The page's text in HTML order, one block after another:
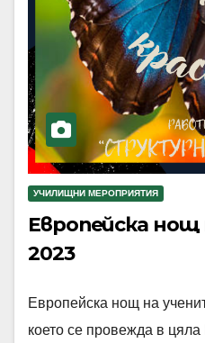
УЧИЛИЩНИ МЕРОПРИЯТИЯ
Европейска
2023
Европейска нощ на
което се провежда в